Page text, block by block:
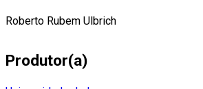
Roberto Rubem Ulbrich
Produtor(a)